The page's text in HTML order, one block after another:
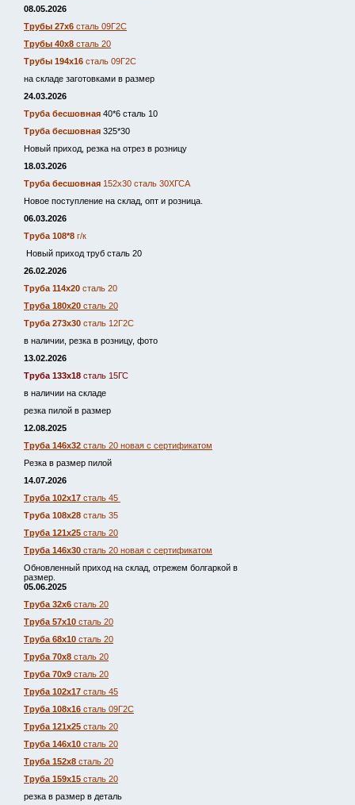
08.05.2026
Трубы 27х6 сталь 09Г2С
Трубы 40х8 сталь 20
Трубы 194х16 сталь 09Г2С
на складе заготовками в размер
24.03.2026
Труба бесшовная 40*6 сталь 10
Труба бесшовная 325*30
Новый приход, резка на отрез в розницу
18.03.2026
Труба бесшовная 152х30 сталь 30ХГСА
Новое поступление на склад, опт и розница.
06.03.2026
Труба 108*8 г/к
Новый приход труб сталь 20
26.02.2026
Труба 114х20 сталь 20
Труба 180х20 сталь 20
Труба 273х30 сталь 12Г2С
в наличии, резка в розницу, фото
13.02.2026
Труба 133х18 сталь 15ГС
в наличии на складе
резка пилой в размер
12.08.2025
Труба 146х32 сталь 20 новая с сертификатом
Резка в размер пилой
14.07.2026
Труба 102х17 сталь 45
Труба 108х28 сталь 35
Труба 121х25 сталь 20
Труба 146х30 сталь 20 новая с сертификатом
Обновленный приход на склад, отрежем болгаркой в
размер.
05.06.2025
Труба 32х6 сталь 20
Труба 57х10 сталь 20
Труба 68х10 сталь 20
Труба 70х8 сталь 20
Труба 70х9 сталь 20
Труба 102х17 сталь 45
Труба 108х16 сталь 09Г2С
Труба 121х25 сталь 20
Труба 146х10 сталь 20
Труба 152х8 сталь 20
Труба 159х15 сталь 20
резка в размер в деталь